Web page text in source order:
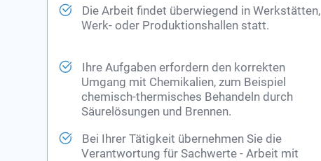
Die Arbeit findet überwiegend in Werkstätten,
Werk- oder Produktionshallen statt.
Ihre Aufgaben erfordern den korrekten
Umgang mit Chemikalien, zum Beispiel
chemisch-thermisches Behandeln durch
Säurelösungen und Brennen.
Bei Ihrer Tätigkeit übernehmen Sie die
Verantwortung für Sachwerte - Arbeit mit